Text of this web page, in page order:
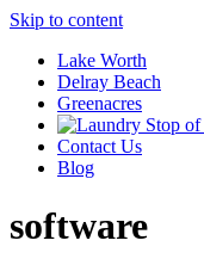
Skip to content
Lake Worth
Delray Beach
Greenacres
Contact Us
Blog
software